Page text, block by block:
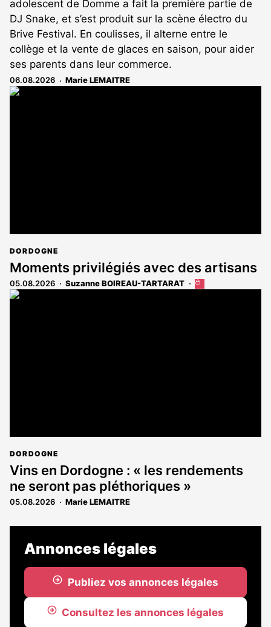
adolescent de Domme a fait la première partie de
DJ Snake, et s’est produit sur la scène électro du
Brive Festival. En coulisses, il alterne entre le
collège et la vente de glaces en saison, pour aider
ses parents dans leur commerce.
06.08.2026 Marie LEMAITRE
DORDOGNE
Moments privilégiés avec des artisans
05.08.2026 Suzanne BOIREAU-TARTARAT
Cet
DORDOGNE
Vins en Dordogne : « les rendements
ne seront pas pléthoriques »
05.08.2026 Marie LEMAITRE
Annonces légales
Publiez vos annonces légales
Consultez les annonces légales